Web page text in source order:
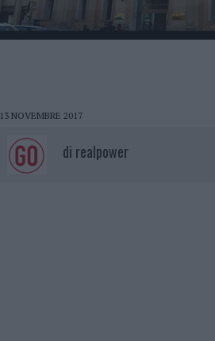
13 NOVEMBRE 2017
di realpower